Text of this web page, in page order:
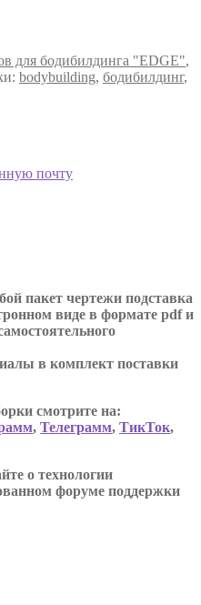
для бодибилдинга "EDGE",
bodybuilding, бодибилдинг,
почту
пакет чертежи подставка
виде в формате pdf и
в комплект поставки
смотрите на:
, Телеграмм, ТикТок,
о технологии
форуме поддержки